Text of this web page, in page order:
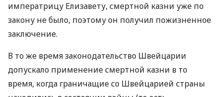
императрицу Елизавету, смертной казни уже по
закону не было, поэтому он получил пожизненное
заключение.
В то же время законодательство Швейцарии
допускало применение смертной казни в то
время, когда граничащие со Швейцарией страны